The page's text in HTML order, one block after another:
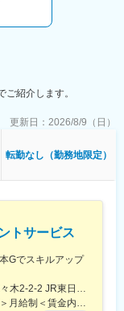
海上日動火災保険）
も活かせるスキルが
かの役に立っている
を築けます。
やすい雰囲気
してスタート可能
り」：
紹介します。
更新日： 2026/8/9（日）
転勤なし（勤務地限定）
トサービス
Gでスキルアップ
＜勤務地詳細1＞本社住所：東京都渋谷区代々木2-2-2 JR東日本本社ビル9階受動喫煙対策：屋内全面禁煙＜勤務地詳細2＞東京都内オフィス住所：東京都23区内 受動喫煙対策：屋内全面禁煙変更の範囲：会社の定める事業所（リモートワーク含む）
＜予定年収＞410万円～470万円＜賃金形態＞月給制＜賃金内訳＞月額（基本給）：240,000円～250,000円＜月給＞240,000円～250,000円＜昇給有無＞有＜残業手当＞有＜給与補足＞※想定年収には残業月20Hも含めています■昇給：年1回■賞与：年2回(合計3.0ヶ月程度)※総合職：計6.0ヶ月程度■モデル年収総合職（課長）900万円総合職（マネージャー）630万円総合職（主任）520万円エリア（課員）410万円賃金はあくまでも目安の金額であり、選考を通じて上下する可能性があります。月給(月額)は固定手当を含めた表記です。